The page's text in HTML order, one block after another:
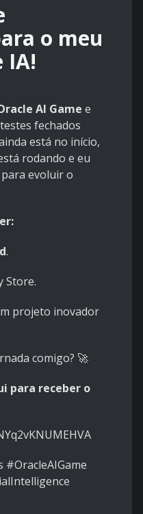
o meu
IA!
AI Game e
fechados
está no início,
rodando e eu
evoluir o
.
Store.
projeto inovador
comigo? 🚀
para receber o
#OracleAIGame